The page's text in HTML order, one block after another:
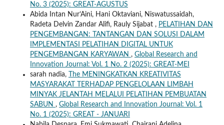
No. 3 (2025): GREAT-AGUSTUS
Abida Intan Nur’Aini, Hani Oktaviani, Niswatussaidah,
Radeta Delvin Zandar Alifi, Rauly Sijabat , PELATIHAN DAN
PENGEMBANGAN: TANTANGAN DAN SOLUSI DALAM
IMPLEMENTASI PELATIHAN DIGITAL UNTUK
PENGEMBANGAN KARYAWAN , Global Research and
Innovation Journal: Vol. 1 No. 2 (2025): GREAT-MEI
sarah nadia,
The MENINGKATKAN KREATIVITAS
MASYARAKAT TERHADAP PENGELOLAAN LIMBAH
MINYAK JELANTAH MELALUI PELATIHAN PEMBUATAN
SABUN , Global Research and Innovation Journal: Vol. 1
No. 1 (2025): GREAT - JANUARI